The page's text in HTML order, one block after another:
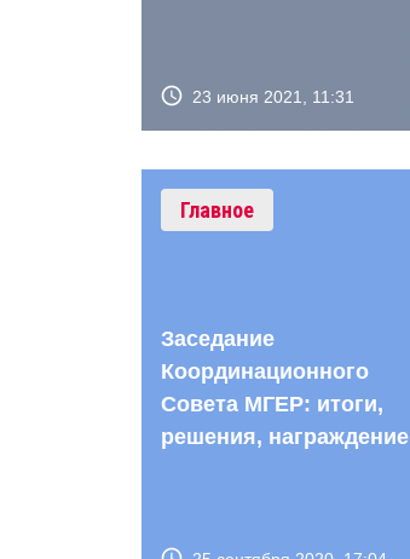
23 июня 2021, 11:31
Главное
Заседание
Координационного
Совета МГЕР: итоги,
решения, награждение